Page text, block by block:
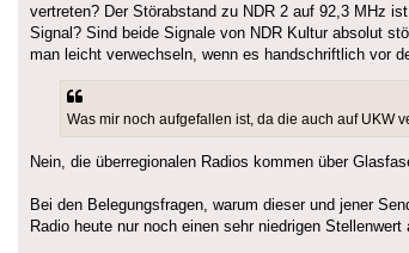
vertreten? Der Störabstand zu NDR 2 auf 92,3 MHz
Signal? Sind beide Signale von NDR Kultur absolut
man leicht verwechseln, wenn es handschriftlich vor
Was mir noch aufgefallen ist, da die auch auf UKW
Nein, die überregionalen Radios kommen über
Bei den Belegungsfragen, warum dieser und jener
Radio heute nur noch einen sehr niedrigen